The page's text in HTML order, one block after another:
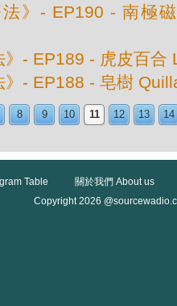
法》- EP190 - 南極
》- EP189 - 虎皮百
》- EP188 - 皂樹
8 9 10 11 12 13 14
Table
關於我們 About us
Copyright 2026